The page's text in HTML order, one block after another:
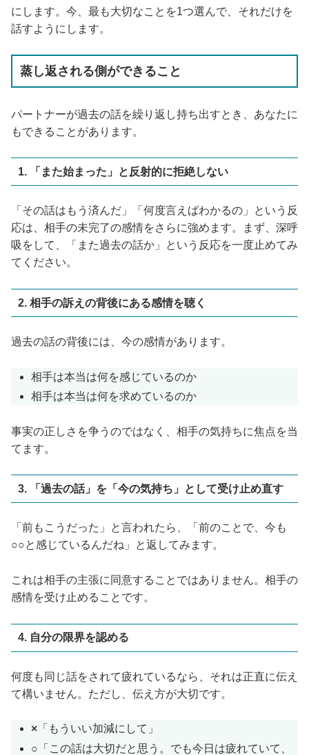
にします。今、最も大切なことを1つ選んで、それだけを
話すようにします。
蒸し返される側ができること
パートナーが過去の話を繰り返し持ち出すとき、あなたに
もできることがあります。
1. 「また始まった」と反射的に拒絶しない
「その話はもう済んだ」「何度言えばわかるの」という反
応は、相手の未完了の感情をさらに強めます。まず、深呼
吸をして、「また過去の話か」という反応を一度止めてみ
てください。
2. 相手の訴えの背後にある感情を聴く
過去の話の背後には、今の感情があります。
相手は本当は何を感じているのか
相手は本当は何を求めているのか
事実の正しさを争うのではなく、相手の気持ちに焦点を当
てます。
3. 「過去の話」を「今の気持ち」として受け止め直す
「前もこうだった」と言われたら、「前のことで、今も
○○と感じているんだね」と返してみます。
これは相手の主張に同意することではありません。相手の
感情を受け止めることです。
4. 自分の限界を認める
何度も同じ話をされて疲れているなら、それは正直に伝え
て構いません。ただし、伝え方が大切です。
× 「もういい加減にして」
○ 「この話は大切だと思う。でも今日は疲れていて、